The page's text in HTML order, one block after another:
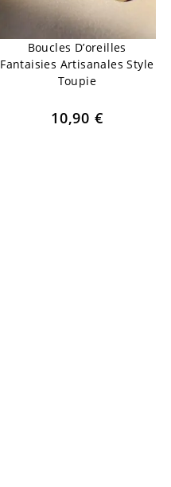
Boucles D’oreilles
Fantaisies Artisanales Style
Toupie
10,90 €